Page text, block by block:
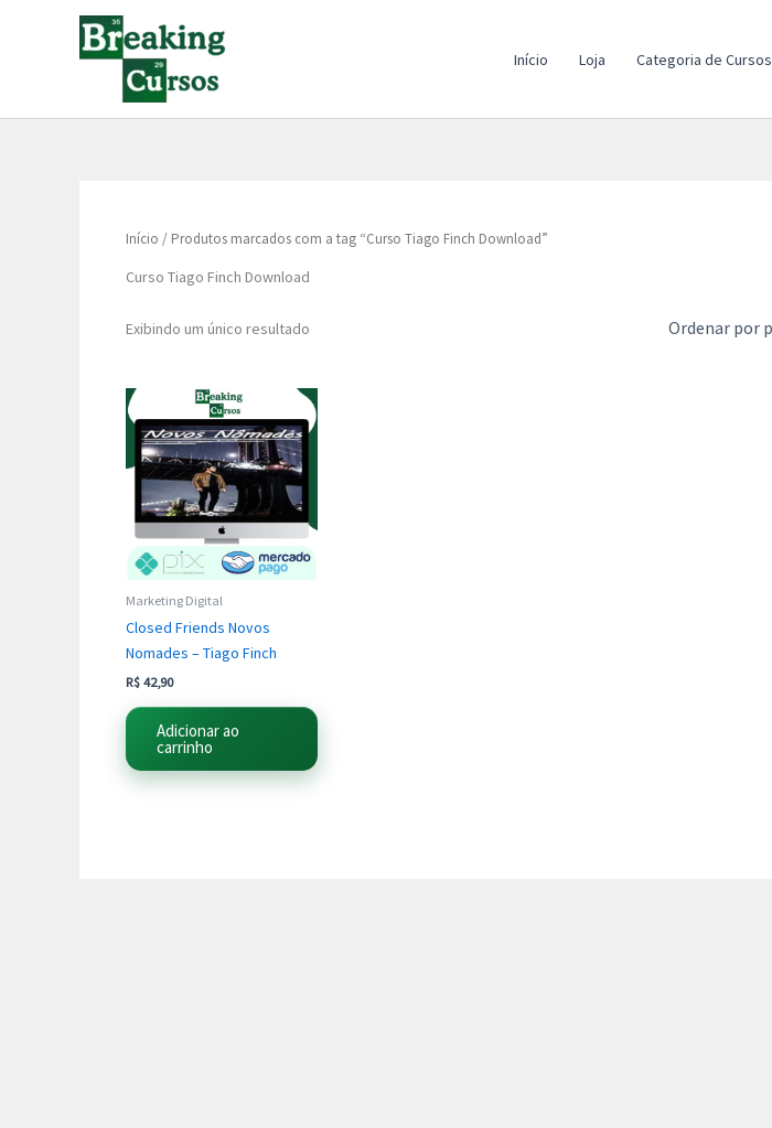
Início Loja Categoria de Cursos
Início / Produtos marcados com a tag “Curso Tiago Finch Download”
Curso Tiago Finch Download
Exibindo um único resultado
Marketing Digital
Closed Friends Novos
Nomades – Tiago Finch
R$ 42,90
Adicionar ao
carrinho